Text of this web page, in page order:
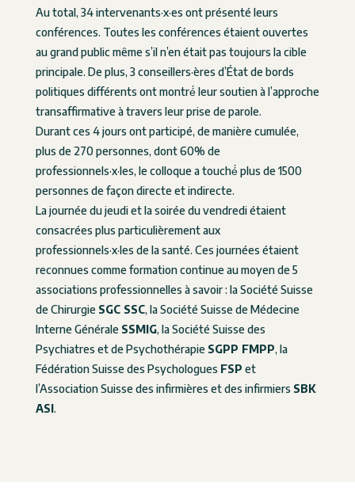
Au total, 34 intervenants·x·es ont présenté leurs
conférences. Toutes les conférences étaient ouvertes
au grand public même s’il n’en était pas toujours la cible
principale. De plus, 3 conseillers·ères d’État de bords
politiques différents ont montré́ leur soutien à l’approche
transaffirmative à travers leur prise de parole.
Durant ces 4 jours ont participé, de manière cumulée,
plus de 270 personnes, dont 60% de
professionnels·x·les, le colloque a touché́ plus de 1500
personnes de façon directe et indirecte.
La journée du jeudi et la soirée du vendredi étaient
consacrées plus particulièrement aux
professionnels·x·les de la santé. Ces journées étaient
reconnues comme formation continue au moyen de 5
associations professionnelles à savoir : la Société Suisse
de Chirurgie SGC SSC, la Société Suisse de Médecine
Interne Générale SSMIG, la Société Suisse des
Psychiatres et de Psychothérapie SGPP FMPP, la
Fédération Suisse des Psychologues FSP et
l’Association Suisse des infirmières et des infirmiers SBK
ASI.